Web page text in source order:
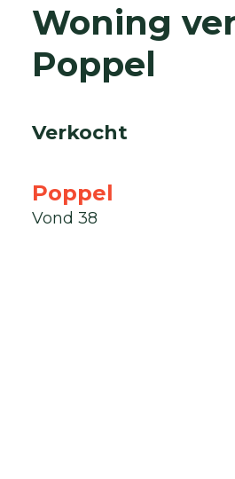
Woning
Poppel
Verkocht
Poppel
Vond 38